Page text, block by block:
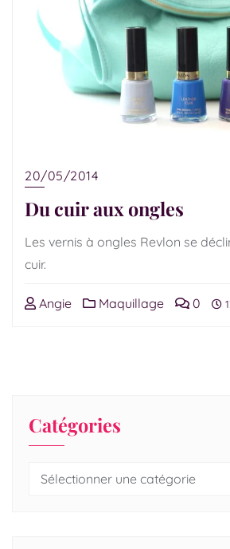
20/05/2014
Du cuir aux ongles
Les vernis à ongles Revlon se
cuir.
Angie Maquillage 0
Catégories